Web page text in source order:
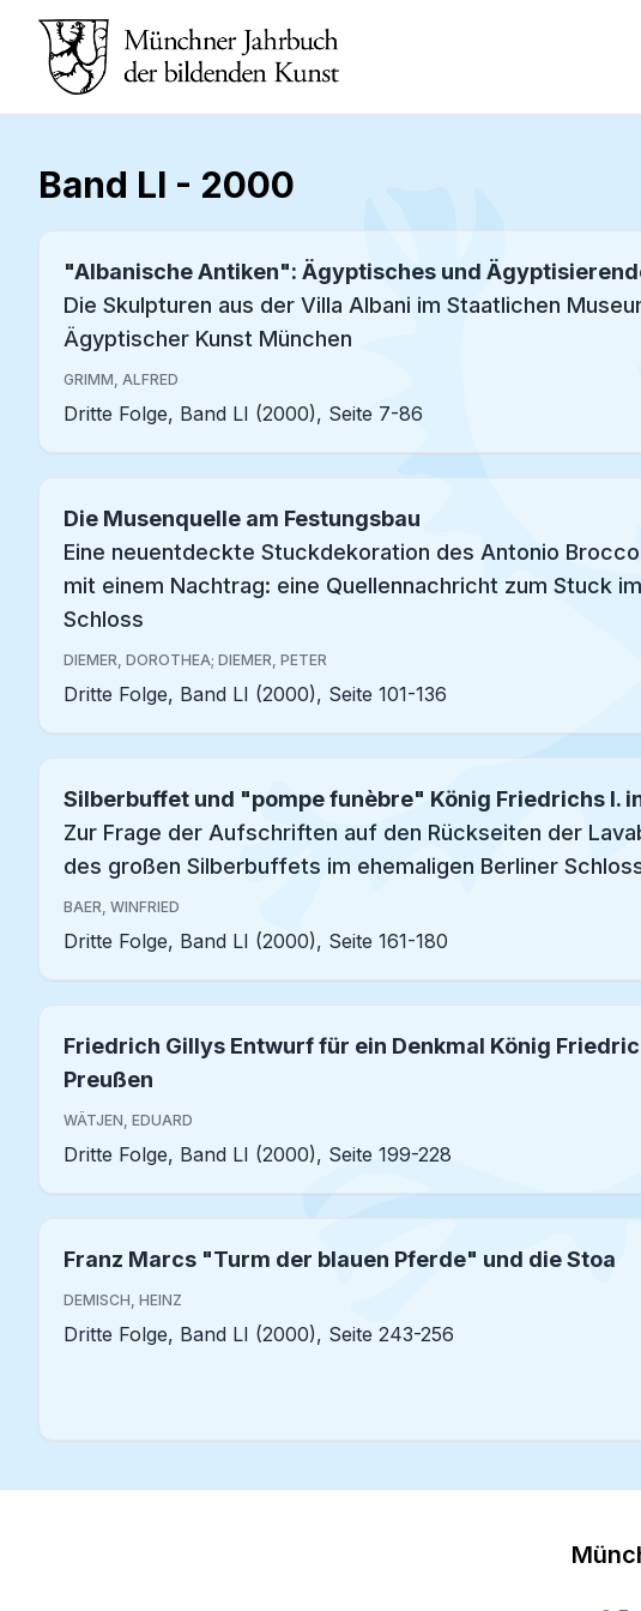
Band LI - 2000
"Albanische Antiken": Ägyptisches und
Die Skulpturen aus der Villa Albani im Staatlichen
Ägyptischer Kunst München
GRIMM, ALFRED
Dritte Folge, Band LI (2000), Seite 7-86
Die Musenquelle am Festungsbau
Eine neuentdeckte Stuckdekoration des Antonio
mit einem Nachtrag: eine Quellennachricht zum Stuck
Schloss
DIEMER, DOROTHEA; DIEMER, PETER
Dritte Folge, Band LI (2000), Seite 101-136
Silberbuffet und "pompe funèbre" König Friedrichs I.
Zur Frage der Aufschriften auf den Rückseiten der
des großen Silberbuffets im ehemaligen Berliner
BAER, WINFRIED
Dritte Folge, Band LI (2000), Seite 161-180
Friedrich Gillys Entwurf für ein Denkmal König
Preußen
WÄTJEN, EDUARD
Dritte Folge, Band LI (2000), Seite 199-228
Franz Marcs "Turm der blauen Pferde" und die Stoa
DEMISCH, HEINZ
Dritte Folge, Band LI (2000), Seite 243-256